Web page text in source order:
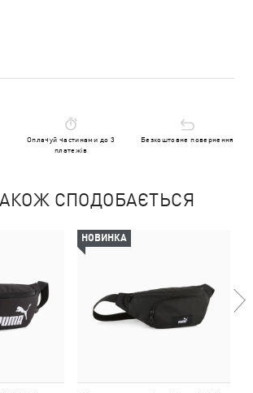
Оплачуй частинами до 3
платежів
Безкоштовне повернення
СПОДОБАЄТЬСЯ
НОВИНКА